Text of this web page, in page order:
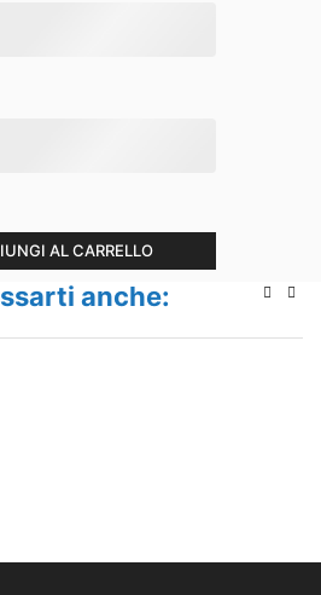
AL CARRELLO
anche: